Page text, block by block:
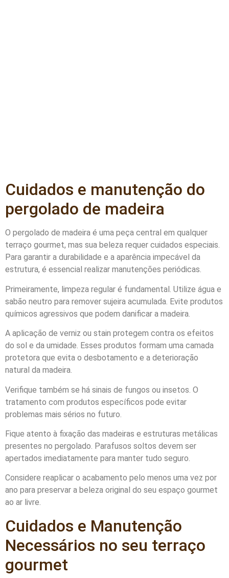
Cuidados e manutenção do
pergolado de madeira
O pergolado de madeira é uma peça central em qualquer
terraço gourmet, mas sua beleza requer cuidados especiais.
Para garantir a durabilidade e a aparência impecável da
estrutura, é essencial realizar manutenções periódicas.
Primeiramente, limpeza regular é fundamental. Utilize água e
sabão neutro para remover sujeira acumulada. Evite produtos
químicos agressivos que podem danificar a madeira.
A aplicação de verniz ou stain protegem contra os efeitos
do sol e da umidade. Esses produtos formam uma camada
protetora que evita o desbotamento e a deterioração
natural da madeira.
Verifique também se há sinais de fungos ou insetos. O
tratamento com produtos específicos pode evitar
problemas mais sérios no futuro.
Fique atento à fixação das madeiras e estruturas metálicas
presentes no pergolado. Parafusos soltos devem ser
apertados imediatamente para manter tudo seguro.
Considere reaplicar o acabamento pelo menos uma vez por
ano para preservar a beleza original do seu espaço gourmet
ao ar livre.
Cuidados e Manutenção
Necessários no seu terraço
gourmet